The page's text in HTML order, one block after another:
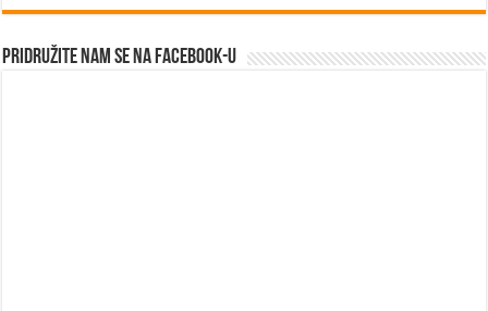
Pridružite nam se na Facebook-u